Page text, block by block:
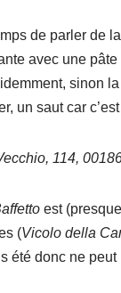
de parler de
avec une
sinon
un saut car
114,
est
(Vicolo della
été donc ne peut